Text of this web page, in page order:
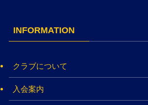
INFORMATION
クラブについて
入会案内